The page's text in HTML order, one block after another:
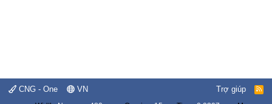
CNG - One VN Trợ giúp
R